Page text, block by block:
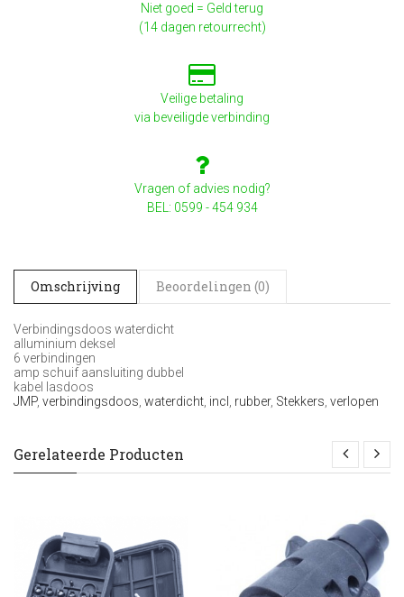
Niet goed = Geld terug
(14 dagen retourrecht)
Veilige betaling
via beveiligde verbinding
Vragen of advies nodig?
BEL: 0599 - 454 934
Omschrijving Beoordelingen (0)
Verbindingsdoos waterdicht
alluminium deksel
6 verbindingen
amp schuif aansluiting dubbel
kabel lasdoos
JMP, verbindingsdoos waterdicht incl rubber, Stekkers verlopen
Gerelateerde Producten